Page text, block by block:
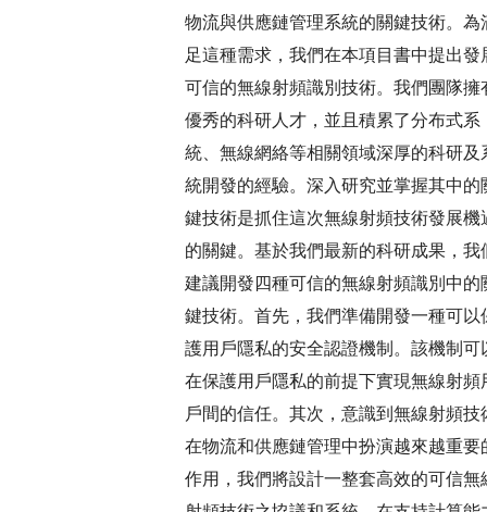
物流與供應鏈管理系統的關鍵技術。為
足這種需求，我們在本項目書中提出發
可信的無線射頻識別技術。我們團隊擁
優秀的科研人才，並且積累了分布式系
統、無線網絡等相關領域深厚的科研及
統開發的經驗。深入研究並掌握其中的
鍵技術是抓住這次無線射頻技術發展機
的關鍵。基於我們最新的科研成果，我
建議開發四種可信的無線射頻識別中的
鍵技術。首先，我們準備開發一種可以
護用戶隱私的安全認證機制。該機制可
在保護用戶隱私的前提下實現無線射頻
戶間的信任。其次，意識到無線射頻技
在物流和供應鏈管理中扮演越來越重要
作用，我們將設計一整套高效的可信無